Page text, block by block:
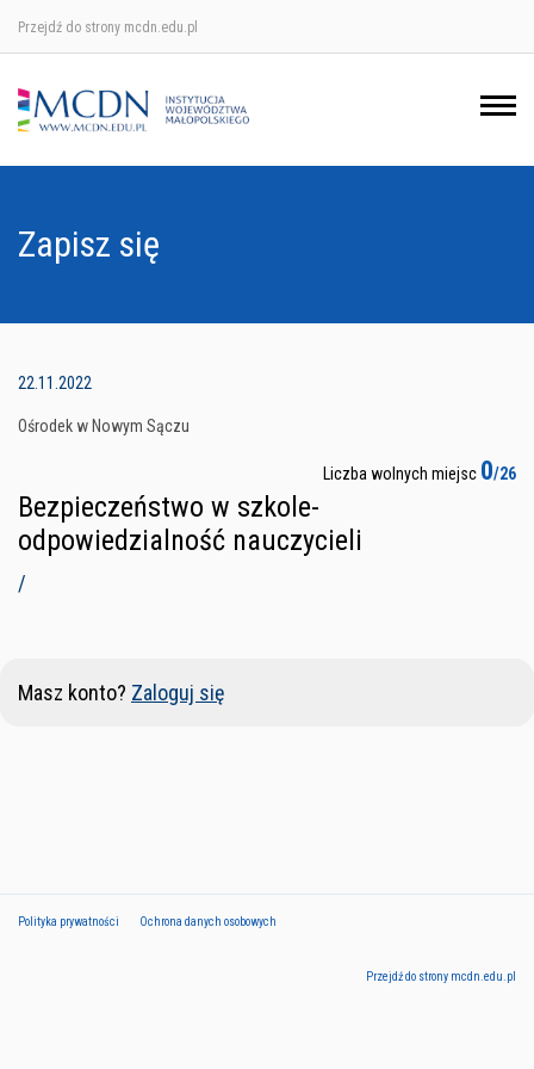
Przejdź do strony mcdn.edu.pl
Zapisz się
22.11.2022
Ośrodek w Nowym Sączu
Liczba wolnych miejsc 0/26
Bezpieczeństwo w szkole-
odpowiedzialność nauczycieli
/
Masz konto? Zaloguj się
Polityka prywatności Ochrona danych osobowych
Przejdź do strony mcdn.edu.pl
Ośrodek w Krakowie
Ośrodek w Nowym Sączu
Ośrodek w Tarnowie